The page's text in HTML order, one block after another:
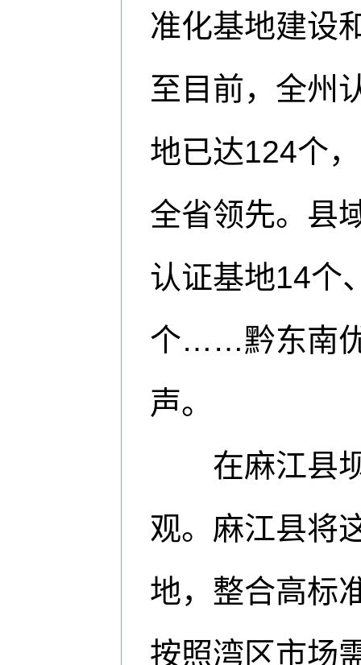
准化基地建设
至目前，全州
地已达124个
全省领先。县
认证基地14个
个……黔东南
声。
在麻江县坝
观。麻江县将
地，整合高标
按照湾区市场